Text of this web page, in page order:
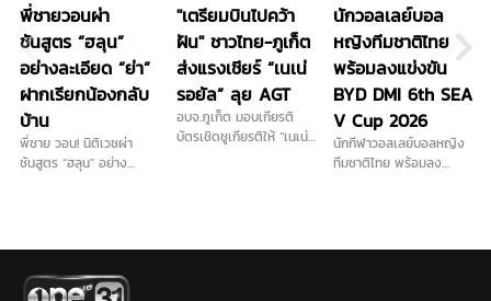
พี่ชายวอนผ่า
ชันสูตร “ฮลุน”
อย่างละเอียด “ย่า”
ฝากเรียกน้องกลับ
บ้าน
พี่ชาย วอน! นิติเวชผ่า
ชันสูตร “ฮลุน” อย่าง
เท่านั้น...
"เตรียมบินไปคว้า
ฝัน" ชาวไทย-ภูเก็ต
ส่งแรงเชียร์ “เนเน่
รอยัล” ลุย AGT
อบจ.ภูเก็ต มอบเกียรติ
บัตรเชิดชูเกียรติให้ “เนเน่
นักวอลเลย์บอล
หญิงทีมชาติไทย
พร้อมลงแข่งขัน
BYD DMI 6th SEA
V Cup 2026
นักกีฬาวอลเลย์บอลหญิง
ทีมชาติไทย พร้อมลง